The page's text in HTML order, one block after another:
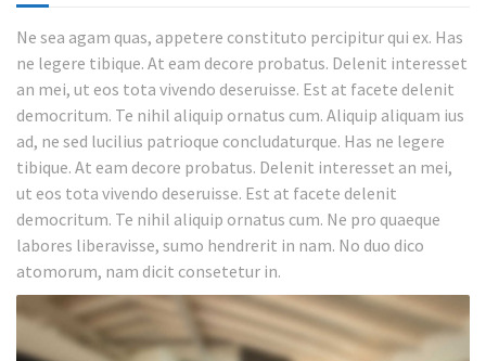
Ne sea agam quas, appetere constituto percipitur qui ex. Has
ne legere tibique. At eam decore probatus. Delenit interesset
an mei, ut eos tota vivendo deseruisse. Est at facete delenit
democritum. Te nihil aliquip ornatus cum. Aliquip aliquam ius
ad, ne sed lucilius patrioque concludaturque. Has ne legere
tibique. At eam decore probatus. Delenit interesset an mei,
ut eos tota vivendo deseruisse. Est at facete delenit
democritum. Te nihil aliquip ornatus cum. Ne pro quaeque
labores liberavisse, sumo hendrerit in nam. No duo dico
atomorum, nam dicit consetetur in.